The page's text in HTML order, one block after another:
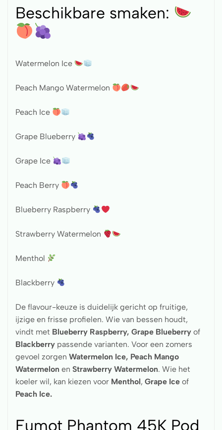
Beschikbare smaken:
Watermelon Ice
Peach Mango Watermelon
Peach Ice
Grape Blueberry
Grape Ice
Peach Berry
Blueberry Raspberry
Strawberry Watermelon
Menthol
Blackberry
De flavour-keuze is duidelijk gericht op fruitige,
ijzige en frisse profielen. Wie van bessen houdt,
vindt met Blueberry Raspberry, Grape Blueberry of
Blackberry passende varianten. Voor een zomers
gevoel zorgen Watermelon Ice, Peach Mango
Watermelon en Strawberry Watermelon. Wie het
koeler wil, kan kiezen voor Menthol, Grape Ice of
Peach Ice.
Fumot Phantom 45K Pod